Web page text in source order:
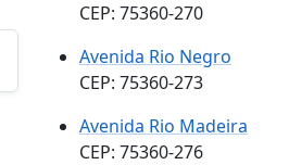
CEP: 75360-270
Avenida Rio Negro
CEP: 75360-273
Avenida Rio Madeira
CEP: 75360-276